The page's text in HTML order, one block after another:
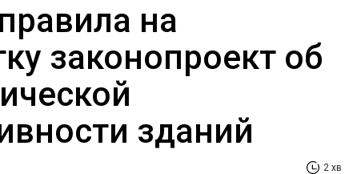
на
законопроект об
зданий
2 хв